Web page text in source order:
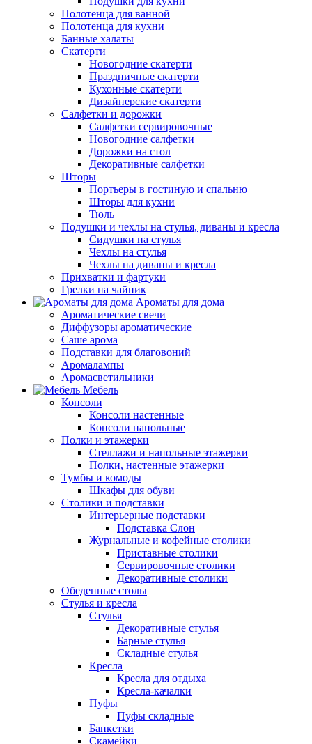
Полотенца для ванной
Полотенца для кухни
Банные халаты
Скатерти
Новогодние скатерти
Праздничные скатерти
Кухонные скатерти
Дизайнерские скатерти
Салфетки и дорожки
Салфетки сервировочные
Новогодние салфетки
Дорожки на стол
Декоративные салфетки
Шторы
Портьеры в гостиную и спальню
Шторы для кухни
Тюль
Подушки и чехлы на стулья, диваны и кресла
Сидушки на стулья
Чехлы на стулья
Чехлы на диваны и кресла
Прихватки и фартуки
Грелки на чайник
Ароматы для дома
Ароматические свечи
Диффузоры ароматические
Саше арома
Подставки для благовоний
Аромалампы
Аромасветильники
Мебель
Консоли
Консоли настенные
Консоли напольные
Полки и этажерки
Стеллажи и напольные этажерки
Полки, настенные этажерки
Тумбы и комоды
Шкафы для обуви
Столики и подставки
Интерьерные подставки
Подставка Слон
Журнальные и кофейные столики
Приставные столики
Сервировочные столики
Декоративные столики
Обеденные столы
Стулья и кресла
Стулья
Декоративные стулья
Барные стулья
Складные стулья
Кресла
Кресла для отдыха
Кресла-качалки
Пуфы
Пуфы складные
Банкетки
Скамейки